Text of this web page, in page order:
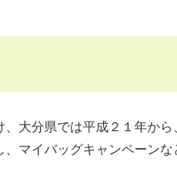
大分県では平成２１年か
マイバッグキャンペーンな